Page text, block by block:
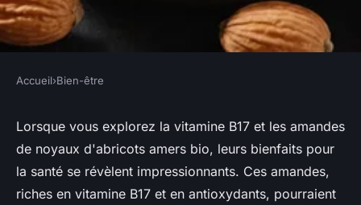
B17, amande de noyaux
d'abricots amers bio :
bénéfices et prix
Accueil›Bien-être
Lorsque vous explorez la vitamine B17 et les amandes
de noyaux d'abricots amers bio, leurs bienfaits pour
la santé se révèlent impressionnants. Ces amandes,
riches en vitamine B17 et en antioxydants, pourraient